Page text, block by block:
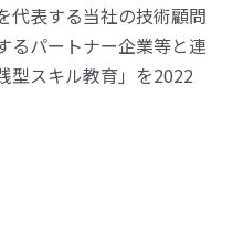
代表する当社の技術顧問
るパートナー企業等と連
型スキル教育」を2022